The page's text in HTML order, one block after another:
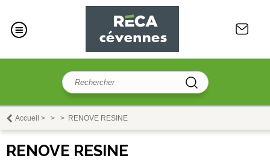
Accueil > > > RENOVE RESINE
RENOVE RESINE